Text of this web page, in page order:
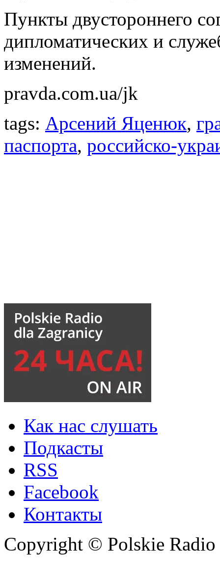
Пункты двустороннего
дипломатических и
изменений.
pravda.com.ua/jk
tags: Арсений Яценюк,
паспорта, российско-
Как нас слушать
Подкасты
RSS
Facebook
Контакты
Copyright © Polskie